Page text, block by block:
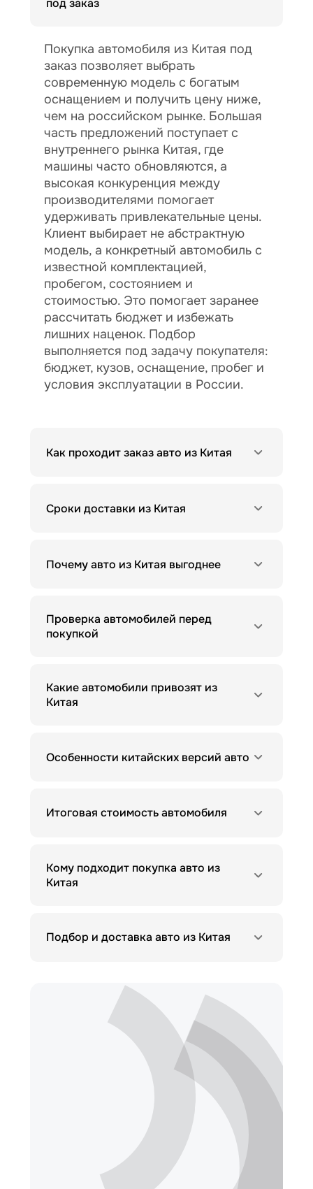
под заказ
Покупка автомобиля из Китая под
заказ позволяет выбрать
современную модель с богатым
оснащением и получить цену ниже,
чем на российском рынке. Большая
часть предложений поступает с
внутреннего рынка Китая, где
машины часто обновляются, а
высокая конкуренция между
производителями помогает
удерживать привлекательные цены.
Клиент выбирает не абстрактную
модель, а конкретный автомобиль с
известной комплектацией,
пробегом, состоянием и
стоимостью. Это помогает заранее
рассчитать бюджет и избежать
лишних наценок. Подбор
выполняется под задачу покупателя:
бюджет, кузов, оснащение, пробег и
условия эксплуатации в России.
Как проходит заказ авто из Китая
Сроки доставки из Китая
Почему авто из Китая выгоднее
Проверка автомобилей перед
покупкой
Какие автомобили привозят из
Китая
Особенности китайских версий авто
Итоговая стоимость автомобиля
Кому подходит покупка авто из
Китая
Подбор и доставка авто из Китая